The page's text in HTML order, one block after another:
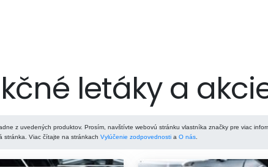
letáky a
z uvedených produktov. Prosím, navštívte webovú stránku vlastníka značky pre viac
stránka. Viac čítajte na stránkach Vylúčenie zodpovednosti a O nás